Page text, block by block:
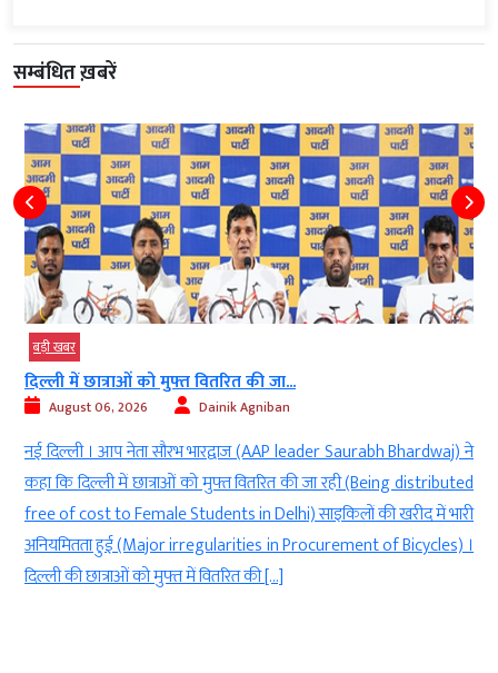
सम्बंधित ख़बरें
बड़ी खबर
दिल्ली में छात्राओं को मुफ्त वितरित की जा...
August 06, 2026 Dainik Agniban
नई दिल्ली । आप नेता सौरभ भारद्वाज (AAP leader Saurabh Bhardwaj) ने
कहा कि दिल्ली में छात्राओं को मुफ्त वितरित की जा रही (Being distributed
free of cost to Female Students in Delhi) साइकिलों की खरीद में भारी
अनियमितता हुई (Major irregularities in Procurement of Bicycles) ।
दिल्ली की छात्राओं को मुफ्त में वितरित की […]